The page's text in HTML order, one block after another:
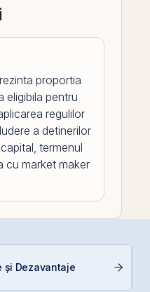
proportia
eligibila pentru
regulilor
a detinerilor
termenul
cu market maker
și Dezavantaje